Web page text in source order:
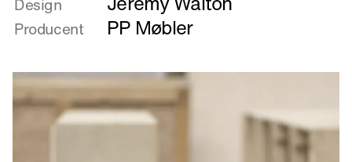
Dansegulv
til
hjem
Design
Producent PP Møbler